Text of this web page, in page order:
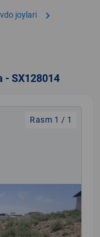
joylari chevron_right
- SX128014
Rasm 1 / 1